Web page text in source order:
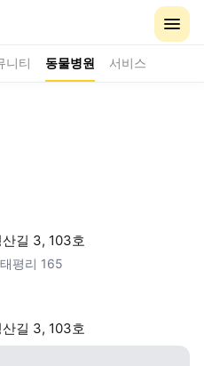
니티 동물병원 서비스
길 3, 103호
평리 165
길 3, 103호